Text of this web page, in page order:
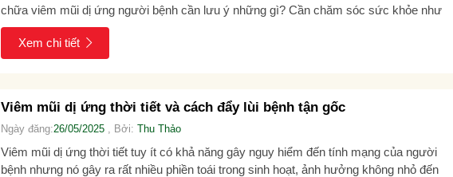
chữa viêm mũi dị ứng người bệnh cần lưu ý những gì? Cần chăm sóc sức khỏe như
thế nào mới hiệu...
Xem chi tiết
Viêm mũi dị ứng thời tiết và cách đẩy lùi bệnh tận gốc
Ngày đăng:26/05/2025, Bởi: Thu Thảo
Viêm mũi dị ứng thời tiết tuy ít có khả năng gây nguy hiểm đến tính mạng của người
bệnh nhưng nó gây ra rất nhiều phiền toái trong sinh hoạt, ảnh hưởng không nhỏ đến